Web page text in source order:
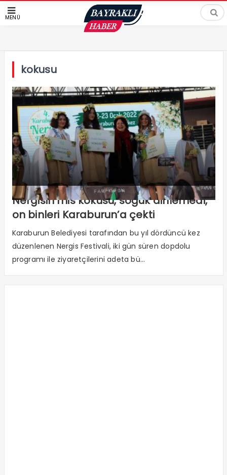
MENÜ
kokusu
Nergisin mis kokusu, soğuk dinlemedi,
on binleri Karaburun’a çekti
Karaburun Belediyesi tarafından bu yıl dördüncü kez
düzenlenen Nergis Festivali, iki gün süren dopdolu
programı ile ziyaretçilerini adeta bü...